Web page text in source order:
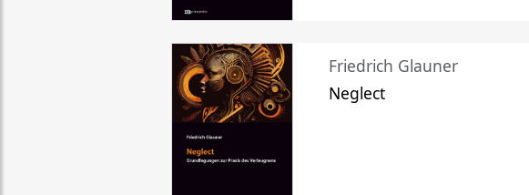
Friedrich Glauner
Neglect